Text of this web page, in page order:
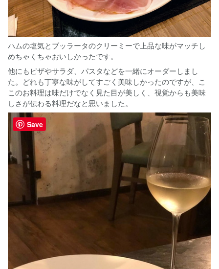
ハムの塩気とブッラータのクリーミーで上品な味がマッチし
めちゃくちゃおいしかったです。
他にもピザやサラダ、パスタなどを一緒にオーダーしまし
た。どれも丁寧な味がしてすごく美味しかったのですが、こ
このお料理は味だけでなく見た目が美しく、視覚からも美味
しさが伝わる料理だなと思いました。
Save